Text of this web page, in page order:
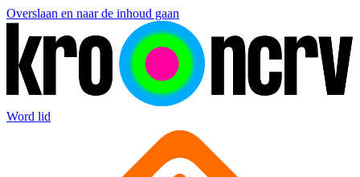
Overslaan en naar de inhoud gaan
Word lid